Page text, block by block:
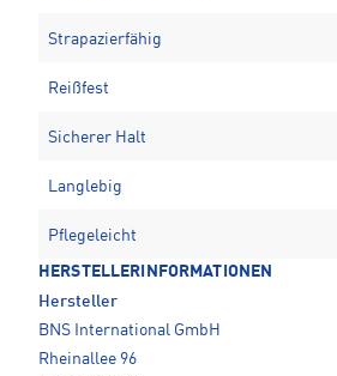
Strapazierfähig
Reißfest
Sicherer Halt
Langlebig
Pflegeleicht
HERSTELLERINFORMATIONEN
Hersteller
BNS International GmbH
Rheinallee 96